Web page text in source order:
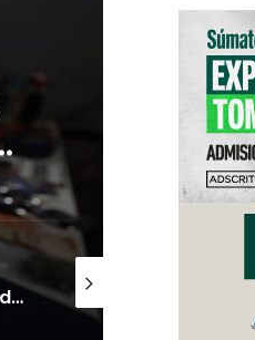
Desempleo y deudas deterioran la salud mental: investigador UST explica cómo las crisis económicas aumentan la ansiedad